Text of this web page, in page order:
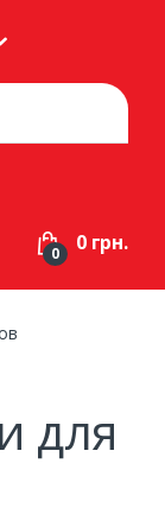
0 0 грн.
для